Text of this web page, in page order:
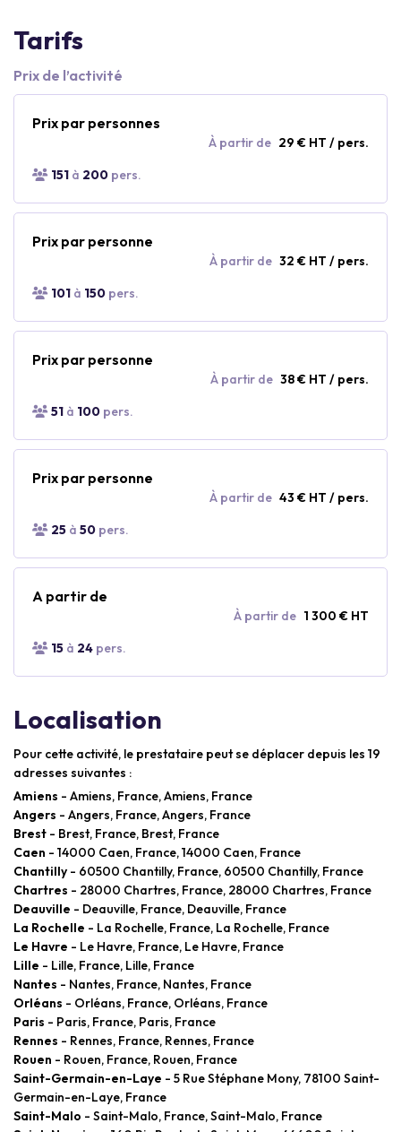
Tarifs
Prix de l’activité
Prix par personnes
À partir de 29 € HT / pers.
151 à 200 pers.
Prix par personne
À partir de 32 € HT / pers.
101 à 150 pers.
Prix par personne
À partir de 38 € HT / pers.
51 à 100 pers.
Prix par personne
À partir de 43 € HT / pers.
25 à 50 pers.
A partir de
À partir de 1 300 € HT
15 à 24 pers.
Localisation
Pour cette activité, le prestataire peut se déplacer depuis les 19
adresses suivantes :
Amiens - Amiens, France, Amiens, France
Angers - Angers, France, Angers, France
Brest - Brest, France, Brest, France
Caen - 14000 Caen, France, 14000 Caen, France
Chantilly - 60500 Chantilly, France, 60500 Chantilly, France
Chartres - 28000 Chartres, France, 28000 Chartres, France
Deauville - Deauville, France, Deauville, France
La Rochelle - La Rochelle, France, La Rochelle, France
Le Havre - Le Havre, France, Le Havre, France
Lille - Lille, France, Lille, France
Nantes - Nantes, France, Nantes, France
Orléans - Orléans, France, Orléans, France
Paris - Paris, France, Paris, France
Rennes - Rennes, France, Rennes, France
Rouen - Rouen, France, Rouen, France
Saint-Germain-en-Laye - 5 Rue Stéphane Mony, 78100 Saint-
Germain-en-Laye, France
Saint-Malo - Saint-Malo, France, Saint-Malo, France